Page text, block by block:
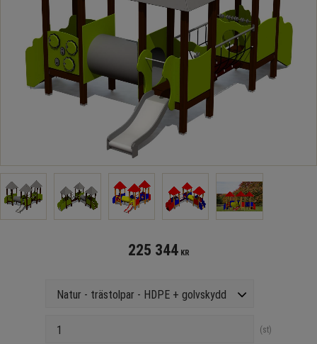
225 344KR
st